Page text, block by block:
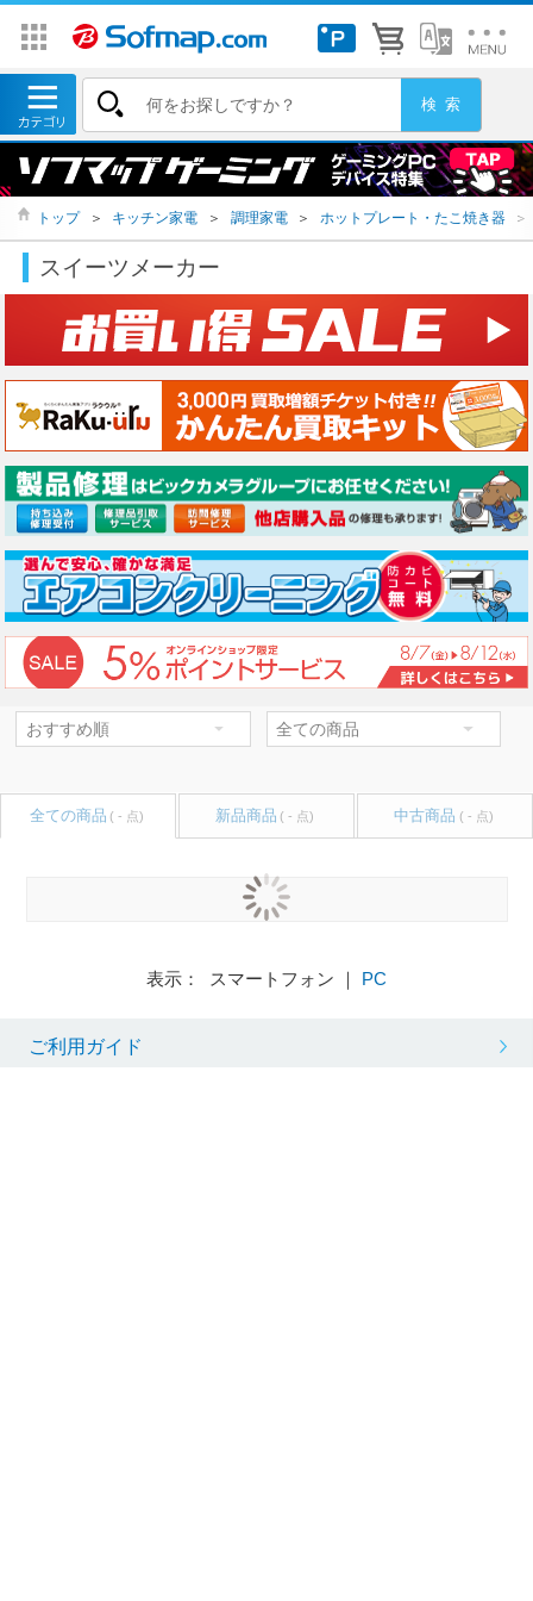
トップ ＞ キッチン家電 ＞ 調理家電 ＞ ホットプレート・たこ焼き器 ＞
スイーツメーカー
全ての商品 ( - 点) 新品商品 ( - 点) 中古商品 ( - 点)
表示： スマートフォン ｜ PC
ご利用ガイド